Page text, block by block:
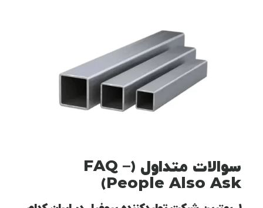
سوالات متداول (FAQ –
People Also Ask)